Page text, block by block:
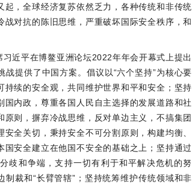
起，全球经济复苏依然乏力，各种传统和非传统
对抗的陈旧思维，严重破坏国际安全秩序，和
近平在博鳌亚洲论坛2022年年会开幕式上提出
提供了中国方案。倡议以“六个坚持”为核心要
持续的安全观，共同维护世界和平和安全；坚持
内政，尊重各国人民自主选择的发展道路和社
则，摒弃冷战思维，反对单边主义，不搞集团
全关切，秉持安全不可分割原则，构建均衡、
安全建立在他国不安全的基础之上；坚持通过
歧和争端，支持一切有利于和平解决危机的努
裁和“长臂管辖”；坚持统筹维护传统领域和非